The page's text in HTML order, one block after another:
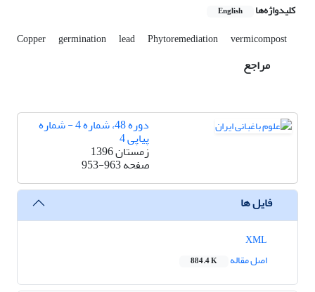
کلیدواژه‌ها English
Copper germination lead Phytoremediation vermicompost
مراجع
دوره 48، شماره 4 - شماره
پیاپی 4
زمستان 1396
صفحه953-963
فایل ها
اصل مقاله
884.4 K